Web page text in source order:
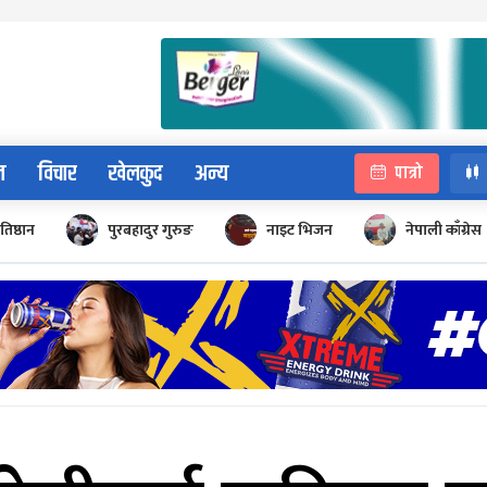
विचार खेलकुद अन्य पात्रो
पुरबहादुर गुरुङ नाइट भिजन नेपाली काँग्रेस